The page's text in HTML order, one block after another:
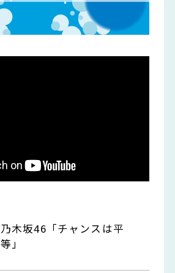
乃木坂46「チャンスは平
等」